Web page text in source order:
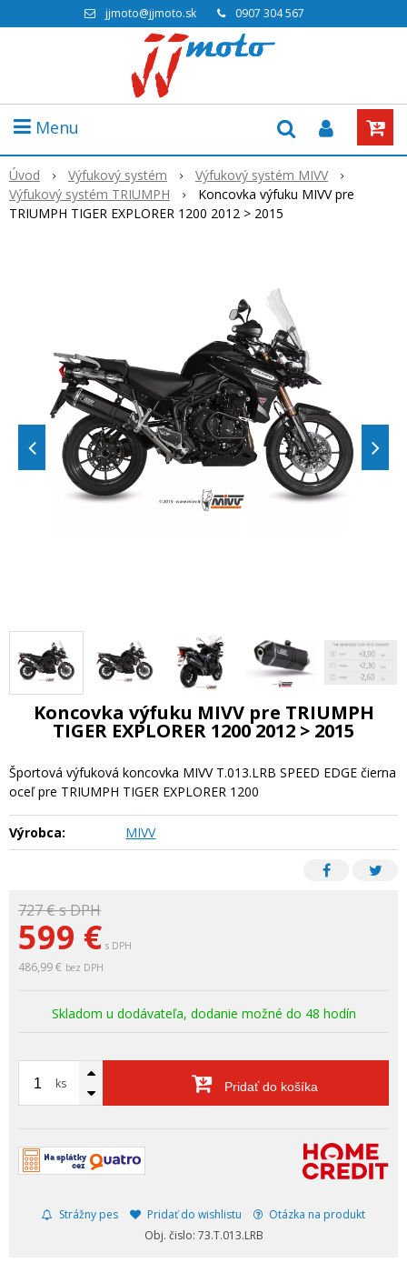
jjmoto@jjmoto.sk 0907 304 567
Menu
Úvod Výfukový systém
Výfukový systém MIVV
Výfukový systém TRIUMPH
Koncovka výfuku MIVV pre
TRIUMPH TIGER EXPLORER 1200 2012 > 2015
727 €s DPH
599 € s DPH
486,99 € bez DPH
Skladom u dodávateľa, dodanie možné do 48 hodín
ks Pridať do košíka
Strážny pes Pridať do wishlistu
Otázka na produkt
Obj. čislo: 73.T.013.LRB
Koncovka výfuku MIVV pre TRIUMPH
TIGER EXPLORER 1200 2012 > 2015
Športová výfuková koncovka MIVV T.013.LRB SPEED EDGE čierna
oceľ pre TRIUMPH TIGER EXPLORER 1200
Výrobca: MIVV